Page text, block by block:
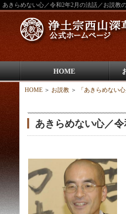
あきらめない心／令和2年2月の法話／お説教
HOME
HOME ＞ お説教 ＞ 「あきらめない
あきらめない心／